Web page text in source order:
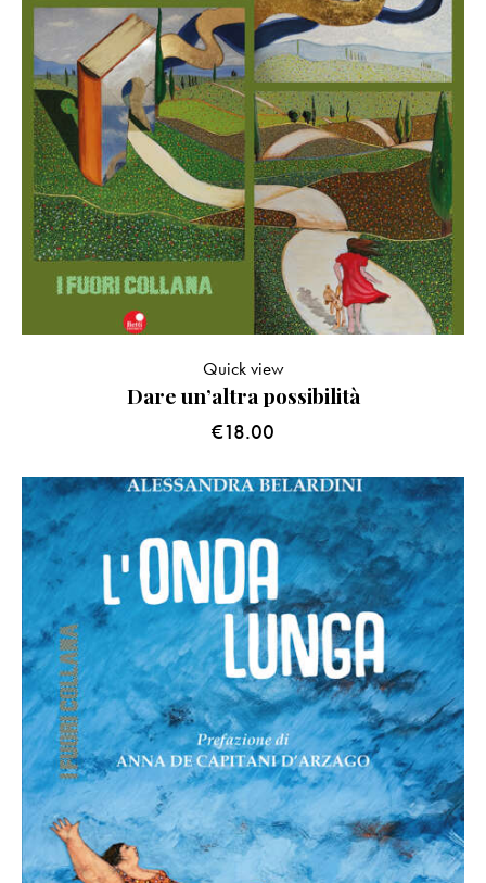
Dare un’altra possibilità
€18.00
Quick view